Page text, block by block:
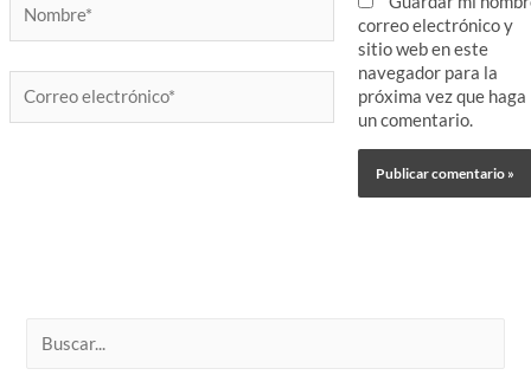
electrónico*
correo electrónico y
sitio web en este
navegador para la
próxima vez que haga
un comentario.